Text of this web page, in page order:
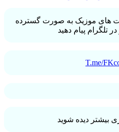
های موزیک به صورت گسترده
T.me/
بیشتر دیده شوید